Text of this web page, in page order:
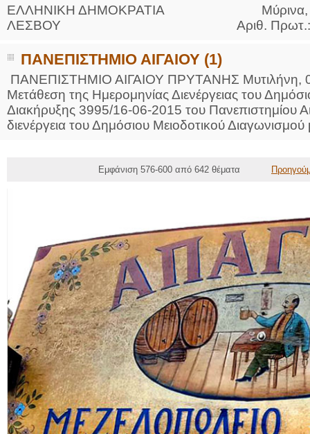
ΕΛΛΗΝΙΚΗ ΔΗΜΟΚΡΑΤΙΑ Μύρινα, 15
ΛΕΣΒΟΥ Αριθ. Πρωτ.: 10312
ΠΑΝΕΠΙΣΤΗΜΙΟ ΑΙΓΑΙΟΥ (1)
ΠΑΝΕΠΙΣΤΗΜΙΟ ΑΙΓΑΙΟΥ ΠΡΥΤΑΝΗΣ
Μετάθεση της Ημερομηνίας Διενέργειας του
Διακήρυξης 3995/16-06-2015 του Πανεπιστημίου
διενέργεια του Δημόσιου Μειοδοτικού Διαγωνισμού
Εμφάνιση 576-600 από 642 θέματα